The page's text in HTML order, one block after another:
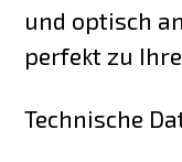
und optisch
perfekt zu
Technische